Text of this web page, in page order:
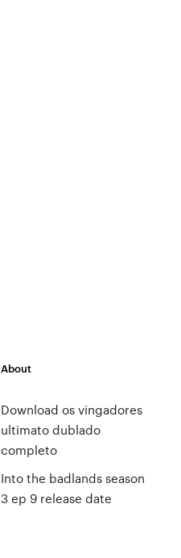
About
Download os vingadores
ultimato dublado
completo
Into the badlands season
3 ep 9 release date